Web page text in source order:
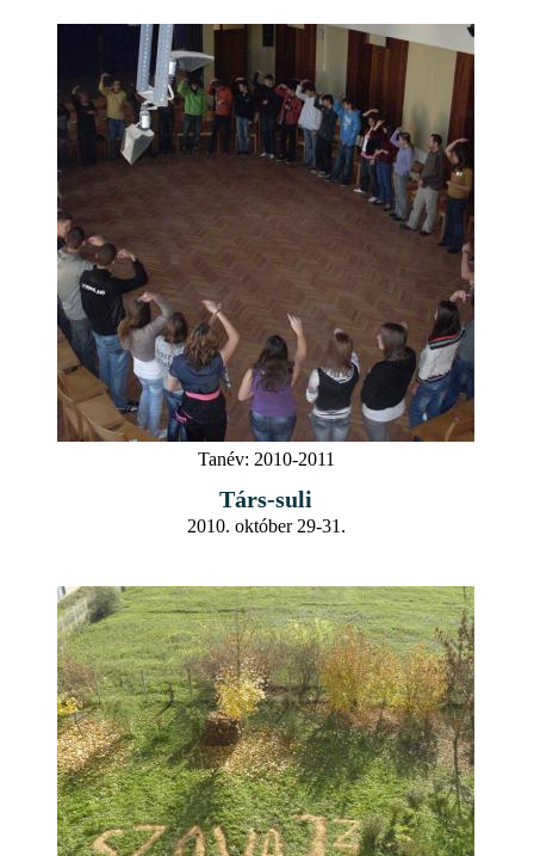
Tanév: 2010-2011
Társ-suli
2010. október 29-31.